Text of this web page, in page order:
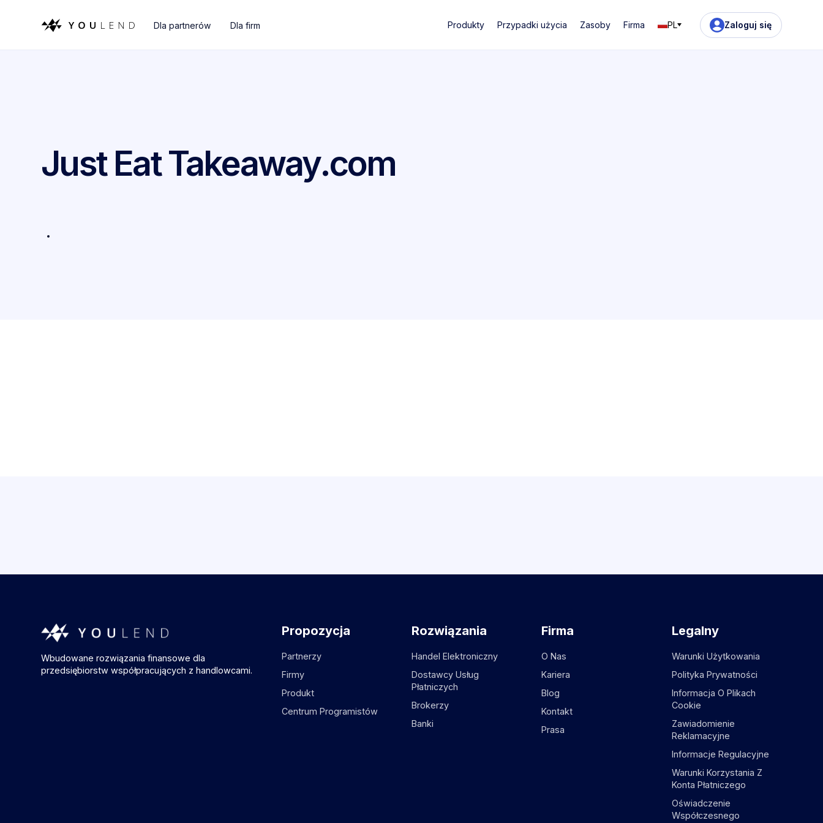
Dla partnerów Dla firm Produkty Przypadki użycia Zasoby Firma PL Zaloguj się
Just Eat Takeaway.com
Wbudowane rozwiązania finansowe dla
przedsiębiorstw współpracujących z handlowcami.
Propozycja
Partnerzy
Firmy
Produkt
Centrum Programistów
Rozwiązania
Handel Elektroniczny
Dostawcy Usług
Płatniczych
Brokerzy
Banki
Firma
O Nas
Kariera
Blog
Kontakt
Prasa
Legalny
Warunki Użytkowania
Polityka Prywatności
Informacja O Plikach
Cookie
Zawiadomienie
Reklamacyjne
Informacje Regulacyjne
Warunki Korzystania Z
Konta Płatniczego
Oświadczenie
Współczesnego